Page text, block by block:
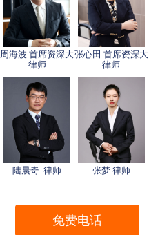
周海波 首席资深大
律师
张心田 首席资深大
律师
陆晨奇 律师 张梦 律师
免费电话